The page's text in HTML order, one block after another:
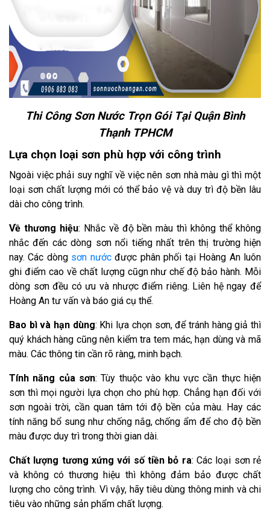
Thi Công Sơn Nước Trọn Gói Tại Quận Bình
Thạnh TPHCM
Lựa chọn loại sơn phù hợp với công trình
Ngoài việc phải suy nghĩ về việc nên sơn nhà màu gì thì một
loại sơn chất lượng mới có thể bảo vệ và duy trì độ bền lâu
dài cho công trình.
Về thương hiệu: Nhắc về độ bền màu thì không thể không
nhắc đến các dòng sơn nổi tiếng nhất trên thị trường hiện
nay. Các dòng sơn nướcđược phân phối tại Hoàng An luôn
ghi điểm cao về chất lượng cũgn như chế độ bảo hành. Mỗi
dòng sơn đều có ưu và nhược điểm riêng. Liên hệ ngay để
Hoàng An tư vấn và báo giá cụ thể.
Bao bì và hạn dùng: Khi lựa chọn sơn, để tránh hàng giả thì
quý khách hàng cũng nên kiểm tra tem mác, hạn dùng và mã
màu. Các thông tin cần rõ ràng, minh bạch.
Tính năng của sơn: Tùy thuộc vào khu vực cần thực hiện
sơn thì mọi người lựa chọn cho phù hợp. Chẳng hạn đối với
sơn ngoài trời, cần quan tâm tới độ bền của màu. Hay các
tính năng bổ sung như chống nắg, chống ẩm để cho độ bền
màu được duy trì trong thời gian dài.
Chất lượng tương xứng với số tiền bỏ ra: Các loại sơn rẻ
và không có thương hiệu thì không đảm bảo được chất
lượng cho công trình. Vì vậy, hãy tiêu dùng thông minh và chi
tiêu vào những sản phẩm chất lượng.